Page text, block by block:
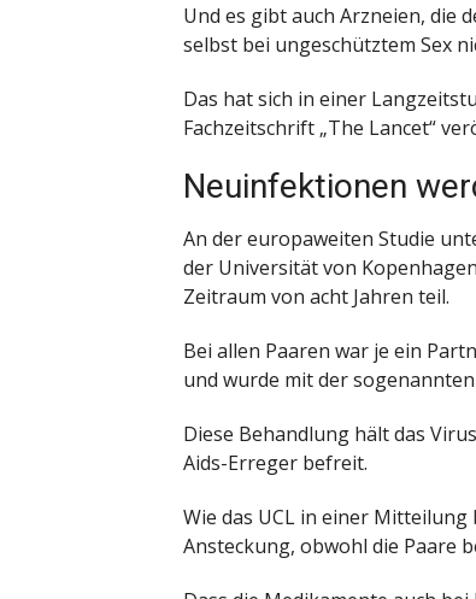
Und es gibt auch Arzneien, die
selbst bei ungeschütztem Sex
Das hat sich in einer
Fachzeitschrift „The Lancet“
Neuinfektionen
An der europaweiten Studie
der Universität von
Zeitraum von acht Jahren teil.
Bei allen Paaren war je ein
und wurde mit der
Diese Behandlung hält das
Aids-Erreger befreit.
Wie das UCL in einer
Ansteckung, obwohl die Paare